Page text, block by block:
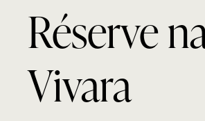
Réserve
Vivara